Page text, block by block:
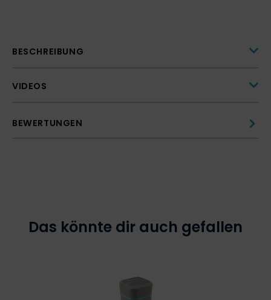
BESCHREIBUNG
VIDEOS
BEWERTUNGEN
Das könnte dir auch gefallen